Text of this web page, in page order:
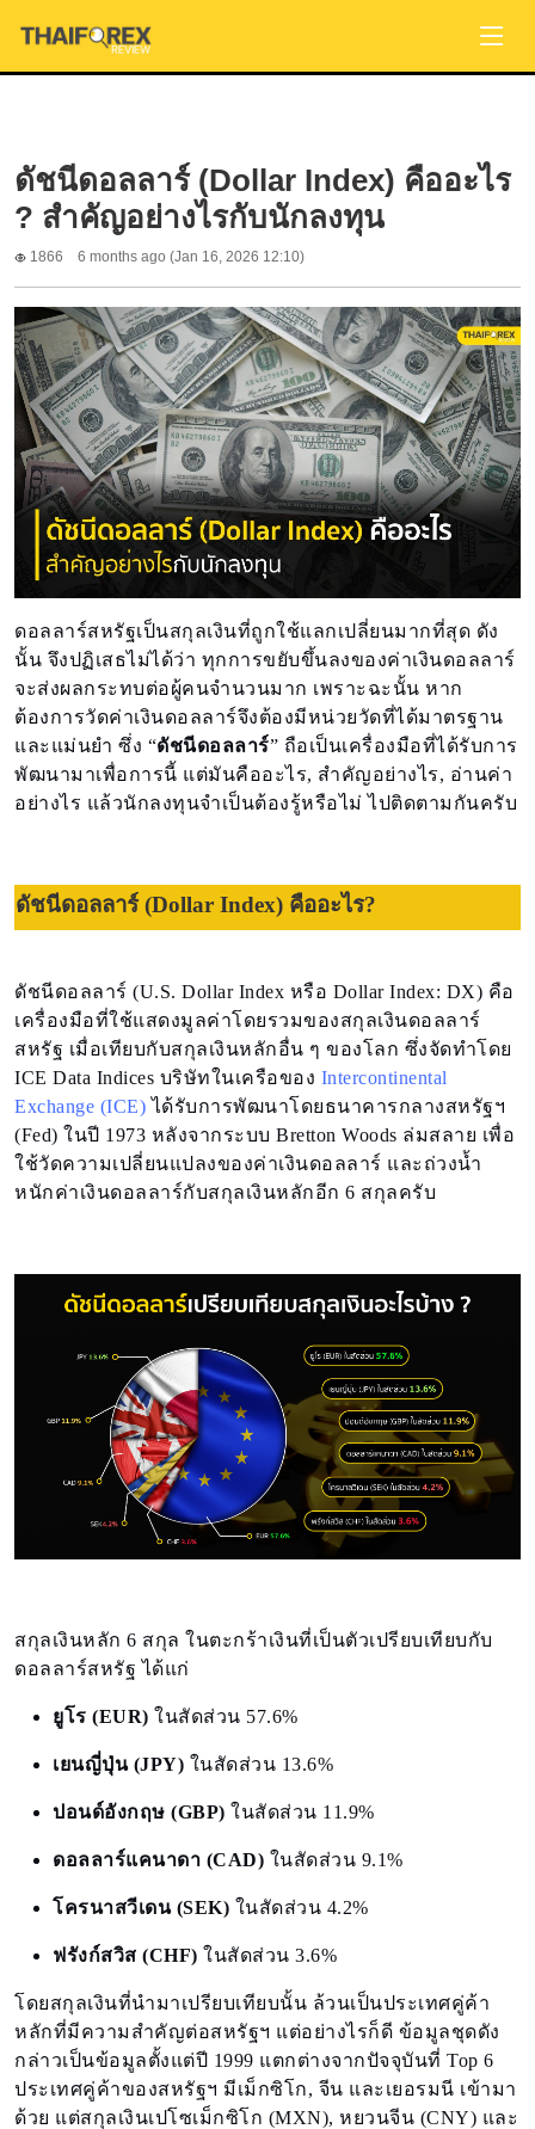
ดัชนีดอลลาร์ (Dollar Index) คืออะไร
? สำคัญอย่างไรกับนักลงทุน
1866 6 months ago (Jan 16, 2026 12:10)
ดอลลาร์สหรัฐเป็นสกุลเงินที่ถูกใช้แลกเปลี่ยนมากที่สุด ดัง
นั้น จึงปฏิเสธไม่ได้ว่า ทุกการขยับขึ้นลงของค่าเงินดอลลาร์
จะส่งผลกระทบต่อผู้คนจำนวนมาก เพราะฉะนั้น หาก
ต้องการวัดค่าเงินดอลลาร์จึงต้องมีหน่วยวัดที่ได้มาตรฐาน
และแม่นยำ ซึ่ง “ดัชนีดอลลาร์” ถือเป็นเครื่องมือที่ได้รับการ
พัฒนามาเพื่อการนี้ แต่มันคืออะไร, สำคัญอย่างไร, อ่านค่า
อย่างไร แล้วนักลงทุนจำเป็นต้องรู้หรือไม่ ไปติดตามกันครับ
ดัชนีดอลลาร์ (Dollar Index) คืออะไร?
ดัชนีดอลลาร์ (U.S. Dollar Index หรือ Dollar Index: DX) คือ
เครื่องมือที่ใช้แสดงมูลค่าโดยรวมของสกุลเงินดอลลาร์
สหรัฐ เมื่อเทียบกับสกุลเงินหลักอื่น ๆ ของโลก ซึ่งจัดทำโดย
ICE Data Indices บริษัทในเครือของ Intercontinental
Exchange (ICE) ได้รับการพัฒนาโดยธนาคารกลางสหรัฐฯ
(Fed) ในปี 1973 หลังจากระบบ Bretton Woods ล่มสลาย เพื่อ
ใช้วัดความเปลี่ยนแปลงของค่าเงินดอลลาร์ และถ่วงน้ำ
หนักค่าเงินดอลลาร์กับสกุลเงินหลักอีก 6 สกุลครับ
สกุลเงินหลัก 6 สกุล ในตะกร้าเงินที่เป็นตัวเปรียบเทียบกับ
ดอลลาร์สหรัฐ ได้แก่
ยูโร (EUR) ในสัดส่วน 57.6%
เยนญี่ปุ่น (JPY) ในสัดส่วน 13.6%
ปอนด์อังกฤษ (GBP) ในสัดส่วน 11.9%
ดอลลาร์แคนาดา (CAD) ในสัดส่วน 9.1%
โครนาสวีเดน (SEK) ในสัดส่วน 4.2%
ฟรังก์สวิส (CHF) ในสัดส่วน 3.6%
โดยสกุลเงินที่นำมาเปรียบเทียบนั้น ล้วนเป็นประเทศคู่ค้า
หลักที่มีความสำคัญต่อสหรัฐฯ แต่อย่างไรก็ดี ข้อมูลชุดดัง
กล่าวเป็นข้อมูลตั้งแต่ปี 1999 แตกต่างจากปัจจุบันที่ Top 6
ประเทศคู่ค้าของสหรัฐฯ มีเม็กซิโก, จีน และเยอรมนี เข้ามา
ด้วย แต่สกุลเงินเปโซเม็กซิโก (MXN), หยวนจีน (CNY) และ